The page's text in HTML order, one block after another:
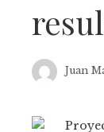
Juan